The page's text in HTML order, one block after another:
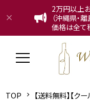
2万円以上
（沖縄県・
価格は全て
TOP